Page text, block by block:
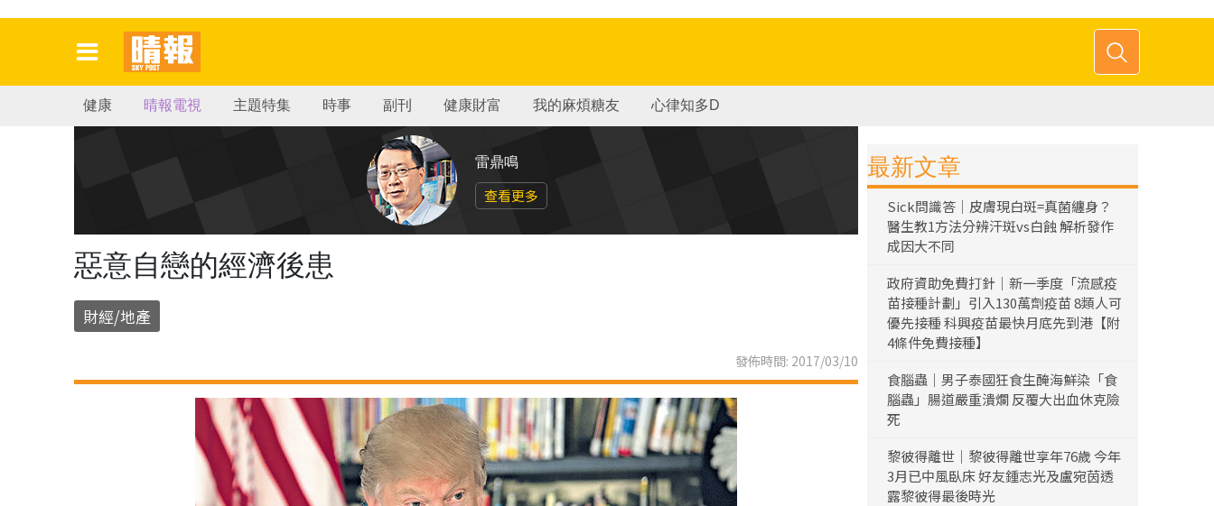
健康 晴報電視 主題特集 時事 副刊 健康財富 我的麻煩糖友 心律知多D
雷鼎鳴
查看更多
惡意自戀的經濟後患
財經/地產
發佈時間: 2017/03/10
最新文章
Sick問識答｜皮膚現白斑=真菌纏身？
醫生教1方法分辨汗斑vs白蝕 解析發作
成因大不同
政府資助免費打針｜新一季度「流感疫
苗接種計劃」引入130萬劑疫苗 8類人可
優先接種 科興疫苗最快月底先到港【附
4條件免費接種】
食腦蟲｜男子泰國狂食生醃海鮮染「食
腦蟲」腸道嚴重潰爛 反覆大出血休克險
死
黎彼得離世｜黎彼得離世享年76歲 今年
3月已中風臥床 好友鍾志光及盧宛茵透
露黎彼得最後時光